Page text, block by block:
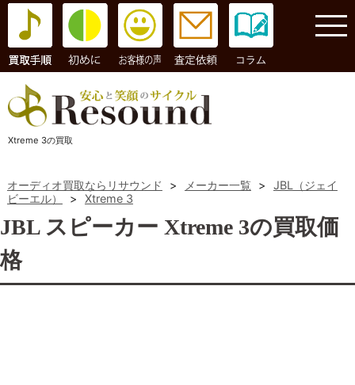
コラム
Xtreme 3の買取
オーディオ買取ならリサウンド > メーカー一覧 >
JBL（ジェイ
ビーエル）
> Xtreme 3
JBL スピーカー Xtreme 3の買取価
格